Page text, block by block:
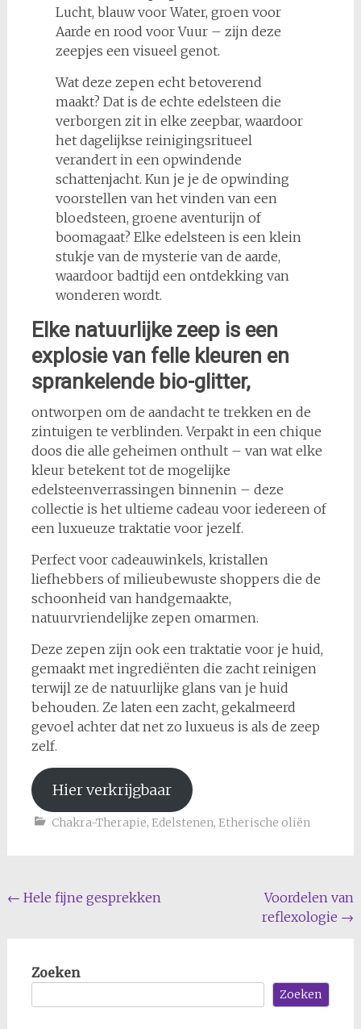
Lucht, blauw voor Water, groen voor
Aarde en rood voor Vuur – zijn deze
zeepjes een visueel genot.
Wat deze zepen echt betoverend
maakt? Dat is de echte edelsteen die
verborgen zit in elke zeepbar, waardoor
het dagelijkse reinigingsritueel
verandert in een opwindende
schattenjacht. Kun je je de opwinding
voorstellen van het vinden van een
bloedsteen, groene aventurijn of
boomagaat? Elke edelsteen is een klein
stukje van de mysterie van de aarde,
waardoor badtijd een ontdekking van
wonderen wordt.
Elke natuurlijke zeep is een
explosie van felle kleuren en
sprankelende bio-glitter,
ontworpen om de aandacht te trekken en de
zintuigen te verblinden. Verpakt in een chique
doos die alle geheimen onthult – van wat elke
kleur betekent tot de mogelijke
edelsteenverrassingen binnenin – deze
collectie is het ultieme cadeau voor iedereen of
een luxueuze traktatie voor jezelf.
Perfect voor cadeauwinkels, kristallen
liefhebbers of milieubewuste shoppers die de
schoonheid van handgemaakte,
natuurvriendelijke zepen omarmen.
Deze zepen zijn ook een traktatie voor je huid,
gemaakt met ingrediënten die zacht reinigen
terwijl ze de natuurlijke glans van je huid
behouden. Ze laten een zacht, gekalmeerd
gevoel achter dat net zo luxueus is als de zeep
zelf.
Hier verkrijgbaar
Chakra-Therapie, Edelstenen, Etherische oliën
Bericht
← Hele fijne gesprekken
Voordelen van
reflexologie →
Zoeken
Zoeken